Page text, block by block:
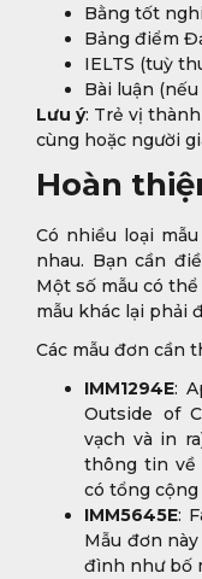
Bằng tốt
Bảng điểm
IELTS (tuỳ
Bài luận
Lưu ý: Trẻ vị
cùng hoặc người
Hoàn
Có nhiều loại
nhau. Bạn cần
Một số mẫu có
mẫu khác lại phải
Các mẫu đơn cần
IMM1294E:
Outside of
vạch và in
thông tin về
có tổng cộng
IMM5645E:
Mẫu đơn
đình như bố